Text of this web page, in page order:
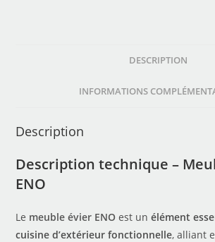
DESCRIPTION
INFORMATIONS
Description
Description technique –
ENO
Le meuble évier ENO est unélément
cuisine d’extérieur fonctionnelle, alliant